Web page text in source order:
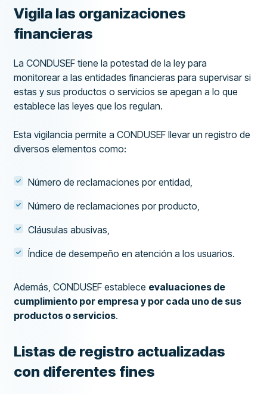
Vigila las organizaciones
financieras
La CONDUSEF tiene la potestad de la ley para
monitorear a las entidades financieras para supervisar si
estas y sus productos o servicios se apegan a lo que
establece las leyes que los regulan.
Esta vigilancia permite a CONDUSEF llevar un registro de
diversos elementos como:
Número de reclamaciones por entidad,
Número de reclamaciones por producto,
Cláusulas abusivas,
Índice de desempeño en atención a los usuarios.
Además, CONDUSEF establece evaluaciones de
cumplimiento por empresa y por cada uno de sus
productos o servicios.
Listas de registro actualizadas
con diferentes fines